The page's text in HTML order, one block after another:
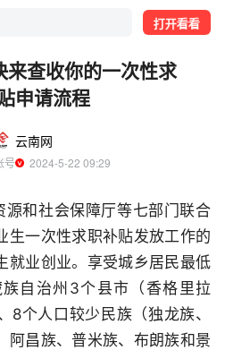
打开看看
来查收你的一次性求
申请流程
云南网
号
  2024-5-22 09:29
源和社会保障厅等七部门联合
生一次性求职补贴发放工作的
就业创业。享受城乡居民最低
自治州3个县市（香格里拉
8个人口较少民族（独龙族、
阿昌族、普米族、布朗族和景